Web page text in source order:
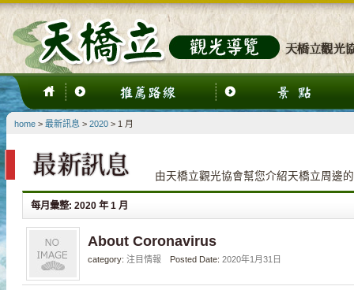
home >最新訊息 >2020 > 1 月
由天橋立觀光協會幫您介紹天橋立周邊
每月彙整: 2020 年 1 月
About Coronavirus
category: 注目情報 Posted Date: 2020年1月31日